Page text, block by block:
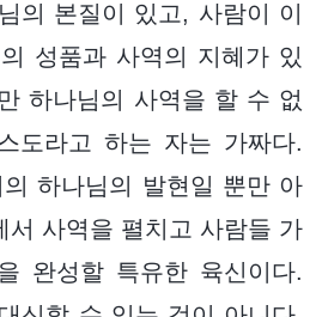
의 본질이 있고, 사람이 이
성품과 사역의 지혜가 있
하나님의 사역을 할 수 없
도라고 하는 자는 가짜다.
의 하나님의 발현일 뿐만 아
서 사역을 펼치고 사람들 가
완성할 특유한 육신이다.